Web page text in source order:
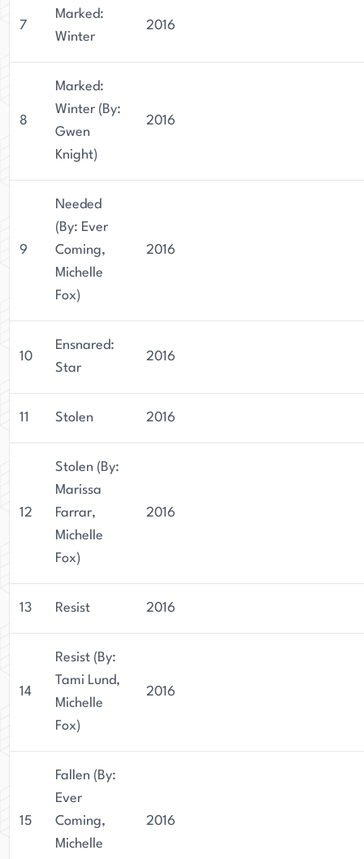
7
Marked:
Winter
2016
8
Marked:
Winter (By:
Gwen
Knight)
2016
9
Needed
(By: Ever
Coming,
Michelle
Fox)
2016
10
Ensnared:
Star
2016
11 Stolen 2016
12
Stolen (By:
Marissa
Farrar,
Michelle
Fox)
2016
13 Resist 2016
14
Resist (By:
Tami Lund,
Michelle
Fox)
2016
15
Fallen (By:
Ever
Coming,
Michelle
2016